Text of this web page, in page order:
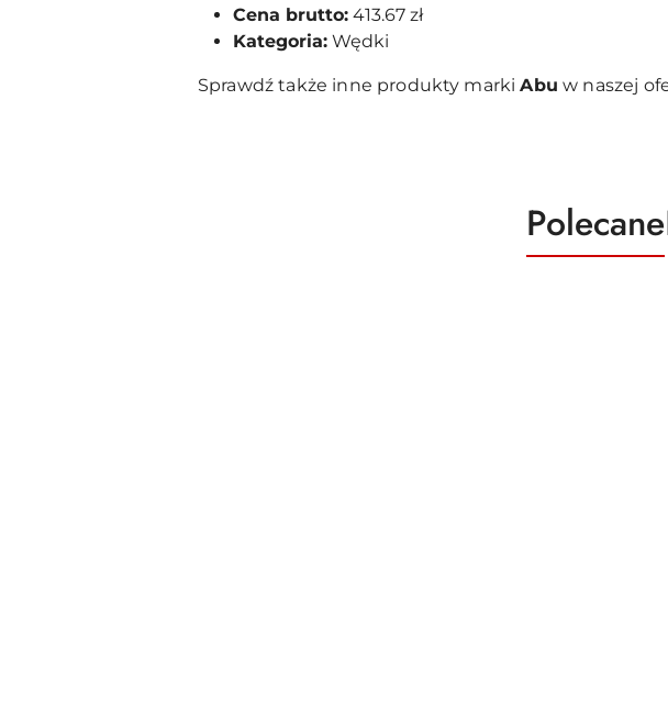
Cena brutto: 413.67 zł
Kategoria: Wędki
Sprawdź także inne produkty markiAbu w naszej
Produkty
o
Polecane
o